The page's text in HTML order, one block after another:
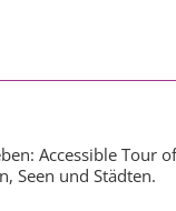
Accessible Tour
Seen und Städten.